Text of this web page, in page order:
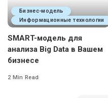
Бизнес-модель
Информационные технологии
SMART-модель для
анализа Big Data в Вашем
бизнесе
2 Min Read